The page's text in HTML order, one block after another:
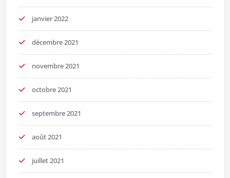
janvier 2022
décembre 2021
novembre 2021
octobre 2021
septembre 2021
août 2021
juillet 2021